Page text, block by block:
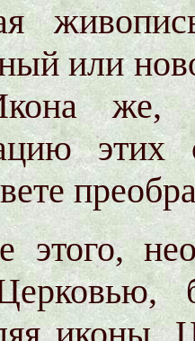
или
же,
этого,